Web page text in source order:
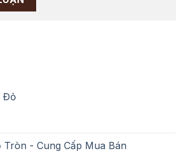
Đỏ
Tròn - Cung Cấp Mua Bán